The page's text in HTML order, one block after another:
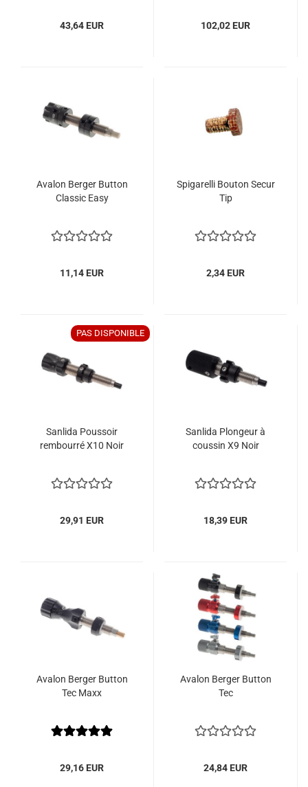
43,64 EUR 102,02 EUR
Avalon Berger Button
Classic Easy
11,14 EUR
Spigarelli Bouton Secur
Tip
2,34 EUR
PAS DISPONIBLE
Sanlida Poussoir
rembourré X10 Noir
29,91 EUR
Sanlida Plongeur à
coussin X9 Noir
18,39 EUR
Avalon Berger Button
Tec Maxx
29,16 EUR
Avalon Berger Button
Tec
24,84 EUR